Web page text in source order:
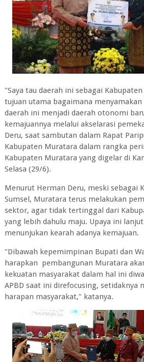
"Saya tau daerah ini sebagai
tujuan utama bagaimana
daerah ini menjadi daerah otonomi
kemajuannya melalui akselarasi
Deru, saat sambutan dalam Rapat
Kabupaten Muratara dalam rangka
Kabupaten Muratara yang digelar di
Selasa (29/6).
Menurut Herman Deru, meski sebagai
Sumsel, Muratara terus melakukan
sektor, agar tidak tertinggal dari
yang lebih dahulu maju. Upaya ini
menunjukan kearah adanya kemajuan.
"Dibawah kepemimpinan Bupati dan
harapkan pembangunan Muratara
kekuatan masyarakat dalam hal ini
APBD saat ini direfocusing, setidaknya
harapan masyarakat," katanya.